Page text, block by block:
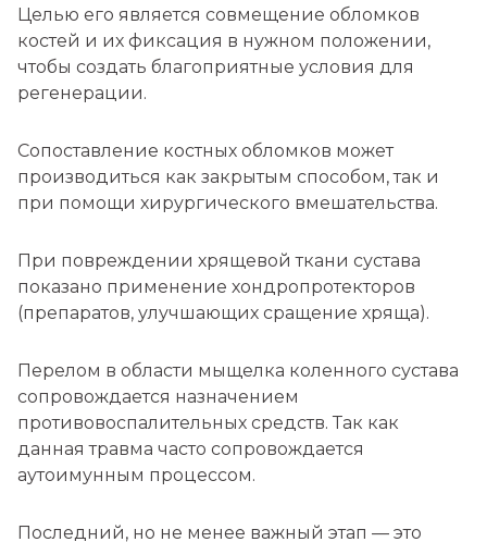
Целью его является совмещение обломков
костей и их фиксация в нужном положении,
чтобы создать благоприятные условия для
регенерации.
Сопоставление костных обломков может
производиться как закрытым способом, так и
при помощи хирургического вмешательства.
При повреждении хрящевой ткани сустава
показано применение хондропротекторов
(препаратов, улучшающих сращение хряща).
Перелом в области мыщелка коленного сустава
сопровождается назначением
противовоспалительных средств. Так как
данная травма часто сопровождается
аутоимунным процессом.
Последний, но не менее важный этап — это